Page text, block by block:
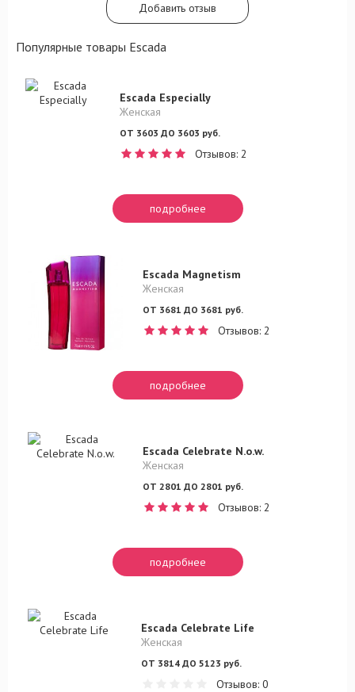
Добавить отзыв
Популярные товары Escada
Escada Especially
Женская
ОТ 3603 ДО 3603 руб.
Отзывов: 2
подробнее
Escada Magnetism
Женская
ОТ 3681 ДО 3681 руб.
Отзывов: 2
подробнее
Escada Celebrate N.o.w.
Женская
ОТ 2801 ДО 2801 руб.
Отзывов: 2
подробнее
Escada Celebrate Life
Женская
ОТ 3814 ДО 5123 руб.
Отзывов: 0